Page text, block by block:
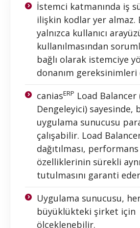
İstemci katmanında iş
ilişkin kodlar yer almaz.
yalnızca kullanıcı
kullanılmasından
bağlı olarak istemciye
donanım
caniasERP Load Balancer
Dengeleyici) sayesinde,
uygulama sunucusu
çalışabilir. Load
dağıtılması,
özelliklerinin sürekli
tutulmasını garanti
Uygulama sunucusu,
büyüklükteki şirket için
ölçeklenebilir.